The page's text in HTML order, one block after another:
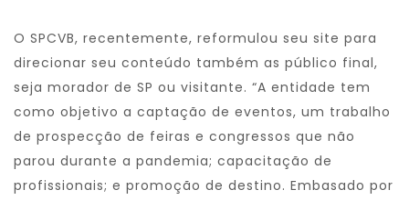
O SPCVB, recentemente, reformulou seu site para
direcionar seu conteúdo também as público final,
seja morador de SP ou visitante. “A entidade tem
como objetivo a captação de eventos, um trabalho
de prospecção de feiras e congressos que não
parou durante a pandemia; capacitação de
profissionais; e promoção de destino. Embasado por